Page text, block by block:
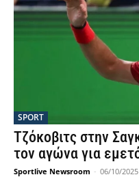
SPORT
Τζόκοβιτς στην
τον αγώνα για
Sportlive Newsroom - 06/10/